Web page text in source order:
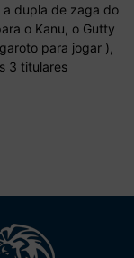
dupla de zaga do
o Kanu, o Gutty
para jogar ),
3 titulares